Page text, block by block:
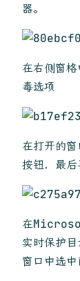
器。
在右侧窗
毒选项
在打开的窗
按钮，最
在
实时保护
窗口中选